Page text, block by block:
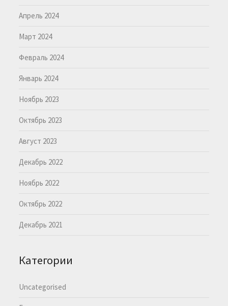
Апрель 2024
Март 2024
Февраль 2024
Январь 2024
Ноябрь 2023
Октябрь 2023
Август 2023
Декабрь 2022
Ноябрь 2022
Октябрь 2022
Декабрь 2021
Категории
Uncategorised